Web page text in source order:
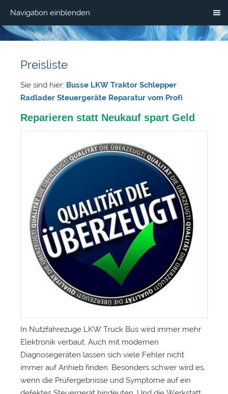
Navigation einblenden
Preisliste
Sie sind hier: Busse LKW Traktor Schlepper
Radlader Steuergeräte Reparatur vom Profi
Reparieren statt Neukauf spart Geld
In Nutzfahrezuge LKW Truck Bus wird immer mehr
Elektronik verbaut. Auch mit modernen
Diagnosegeräten lassen sich viele Fehler nicht
immer auf Anhieb finden. Besonders schwer wird es,
wenn die Prüfergebnisse und Symptome auf ein